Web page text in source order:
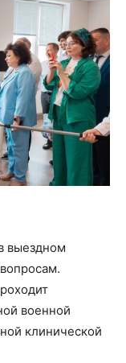
выездном
военной
клинической